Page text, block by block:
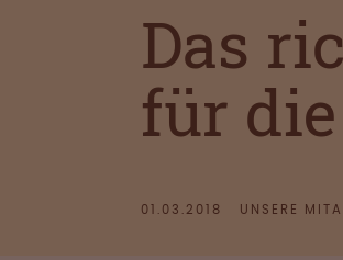
Das
für
01.03.2018 UNSERE